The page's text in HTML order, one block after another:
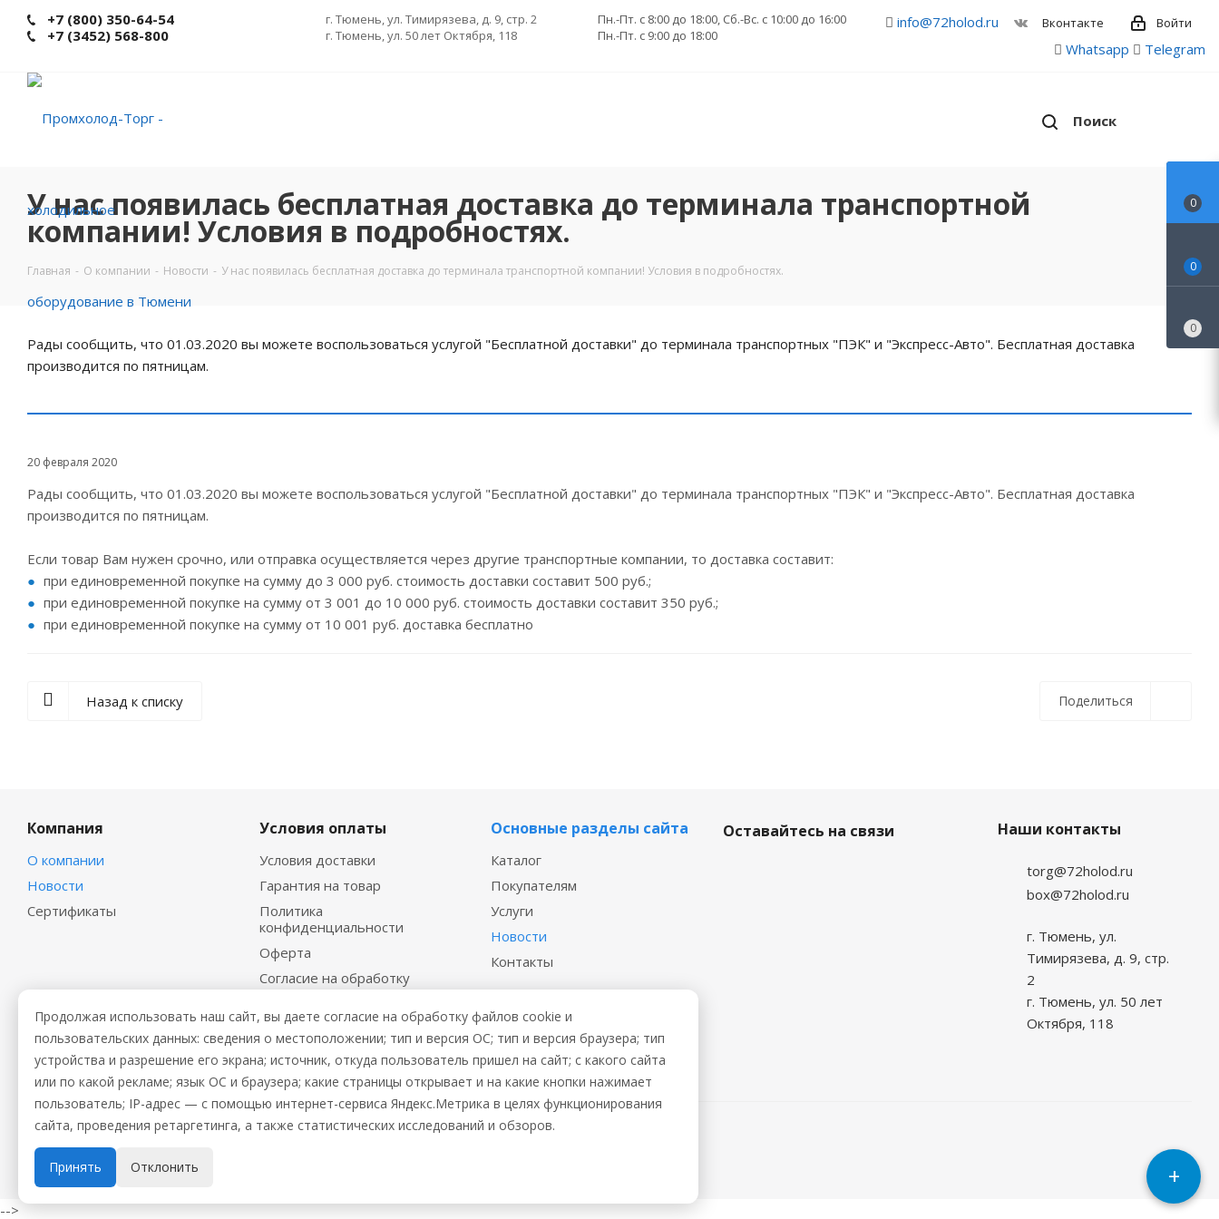
+7 (800) 350-64-54
+7 (3452) 568-800
г. Тюмень, ул. Тимирязева, д. 9, стр. 2
г. Тюмень, ул. 50 лет Октября, 118
Пн.-Пт. с 8:00 до 18:00, Сб.-Вс. с 10:00 до 16:00
Пн.-Пт. с 9:00 до 18:00
Войти
Вконтакте
info@72holod.ru
Whatsapp
Telegram
Поиск
У нас появилась бесплатная доставка до терминала транспортной
компании! Условия в подробностях.
Главная - О компании - Новости - У нас появилась бесплатная доставка до терминала транспортной компании! Условия в подробностях.
Рады сообщить, что 01.03.2020 вы можете воспользоваться услугой "Бесплатной доставки" до терминала транспортных "ПЭК" и "Экспресс-Авто". Бесплатная доставка
производится по пятницам.
20 февраля 2020
Рады сообщить, что 01.03.2020 вы можете воспользоваться услугой "Бесплатной доставки" до терминала транспортных "ПЭК" и "Экспресс-Авто". Бесплатная доставка
производится по пятницам.
Если товар Вам нужен срочно, или отправка осуществляется через другие транспортные компании, то доставка составит:
при единовременной покупке на сумму до 3 000 руб. стоимость доставки составит 500 руб.;
при единовременной покупке на сумму от 3 001 до 10 000 руб. стоимость доставки составит 350 руб.;
при единовременной покупке на сумму от 10 001 руб. доставка бесплатно
Поделиться
Назад к списку
Компания
О компании
Новости
Сертификаты
Условия оплаты
Условия доставки
Гарантия на товар
Политика
конфиденциальности
Оферта
Согласие на обработку
персональных данных файл
Основные разделы сайта
Каталог
Покупателям
Услуги
Новости
Контакты
Оставайтесь на связи Наши контакты
torg@72holod.ru
box@72holod.ru
г. Тюмень, ул.
Тимирязева, д. 9, стр.
2
г. Тюмень, ул. 50 лет
Октября, 118
0
0
0
-->
+
Продолжая использовать наш сайт, вы даете согласие на обработку файлов cookie и
пользовательских данных: сведения о местоположении; тип и версия ОС; тип и версия браузера; тип
устройства и разрешение его экрана; источник, откуда пользователь пришел на сайт; с какого сайта
или по какой рекламе; язык ОС и браузера; какие страницы открывает и на какие кнопки нажимает
пользователь; IP-адрес — с помощью интернет-сервиса Яндекс.Метрика в целях функционирования
сайта, проведения ретаргетинга, а также статистических исследований и обзоров.
Принять Отклонить